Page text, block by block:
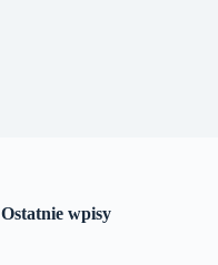
Ostatnie wpisy